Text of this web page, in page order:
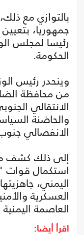
بالتوازي مع
جمهوريا،
رئيسا لمجلس
الحكومة.
وينحدر رئيس
من محافظة
الانتقالي
والحاضنة
الانفصالي
إلى ذلك كشف
استكمال قوات
اليمني،
العسكرية
العاصمة
اقرأ أيضا: